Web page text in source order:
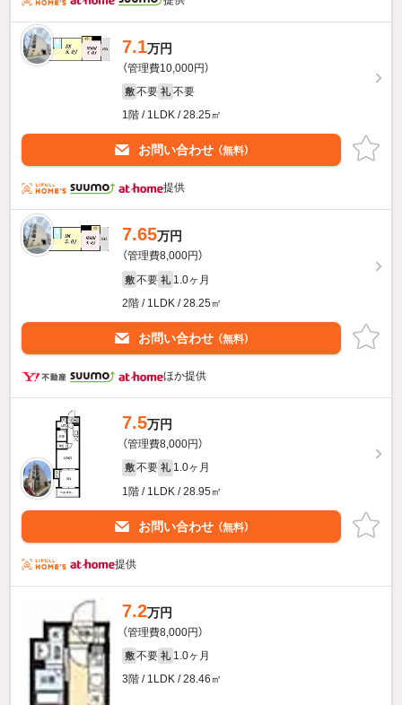
7.1万円
（管理費10,000円）
敷 不要 礼 不要
1階 / 1LDK / 28.25㎡
お問い合わせ （無料）
提供
7.65万円
（管理費8,000円）
敷 不要 礼 1.0ヶ月
2階 / 1LDK / 28.25㎡
お問い合わせ （無料）
ほか提供
7.5万円
（管理費8,000円）
敷 不要 礼 1.0ヶ月
1階 / 1LDK / 28.95㎡
お問い合わせ （無料）
提供
7.2万円
（管理費8,000円）
敷 不要 礼 1.0ヶ月
3階 / 1LDK / 28.46㎡